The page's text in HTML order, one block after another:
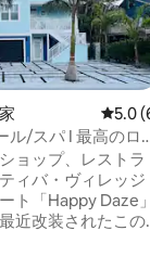
平均評価
レビ
5.0
ル/スパ I 最高のロ
ョップ、レストラ
ィバ・ヴィレッジ
ト「Happy Daze」
近改装されたこの